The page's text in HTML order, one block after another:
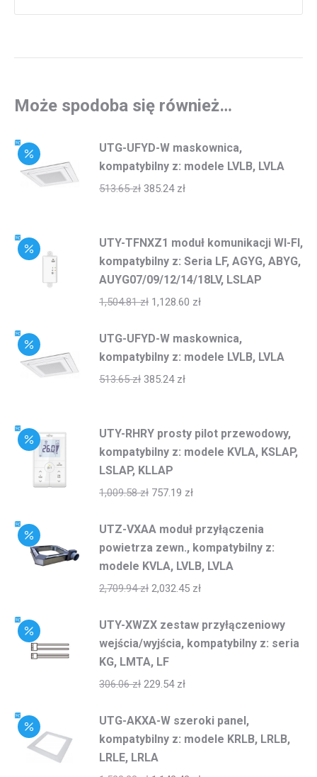
Może spodoba się również…
UTG-UFYD-W maskownica,
kompatybilny z: modele LVLB, LVLA
513.65zł 385.24 zł
UTY-TFNXZ1 moduł komunikacji WI-FI,
kompatybilny z: Seria LF, AGYG, ABYG,
AUYG07/09/12/14/18LV, LSLAP
1,504.81zł 1,128.60 zł
UTG-UFYD-W maskownica,
kompatybilny z: modele LVLB, LVLA
513.65zł 385.24 zł
UTY-RHRY prosty pilot przewodowy,
kompatybilny z: modele KVLA, KSLAP,
LSLAP, KLLAP
1,009.58zł 757.19 zł
UTZ-VXAA moduł przyłączenia
powietrza zewn., kompatybilny z:
modele KVLA, LVLB, LVLA
2,709.94zł 2,032.45 zł
UTY-XWZX zestaw przyłączeniowy
wejścia/wyjścia, kompatybilny z: seria
KG, LMTA, LF
306.06zł 229.54 zł
UTG-AKXA-W szeroki panel,
kompatybilny z: modele KRLB, LRLB,
LRLE, LRLA